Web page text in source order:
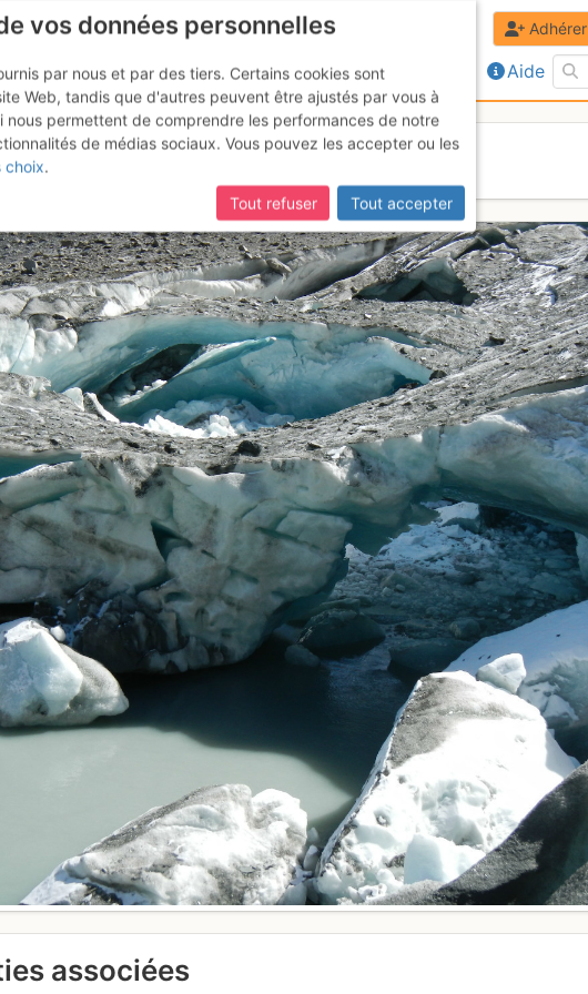
Aide
Adhérer
associées
vos données personnelles
par nous et par des tiers. Certains cookies sont
Web, tandis que d'autres peuvent être ajustés par vous à
permettent de comprendre les performances de notre
de médias sociaux. Vous pouvez les accepter ou les
choix.
Tout refuser
Tout accepter